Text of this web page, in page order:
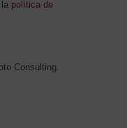
política de
Consulting.